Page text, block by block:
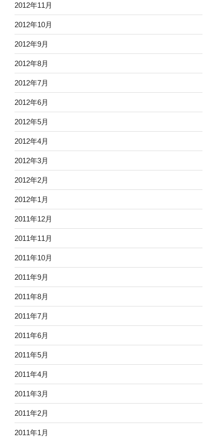
2012年11月
2012年10月
2012年9月
2012年8月
2012年7月
2012年6月
2012年5月
2012年4月
2012年3月
2012年2月
2012年1月
2011年12月
2011年11月
2011年10月
2011年9月
2011年8月
2011年7月
2011年6月
2011年5月
2011年4月
2011年3月
2011年2月
2011年1月